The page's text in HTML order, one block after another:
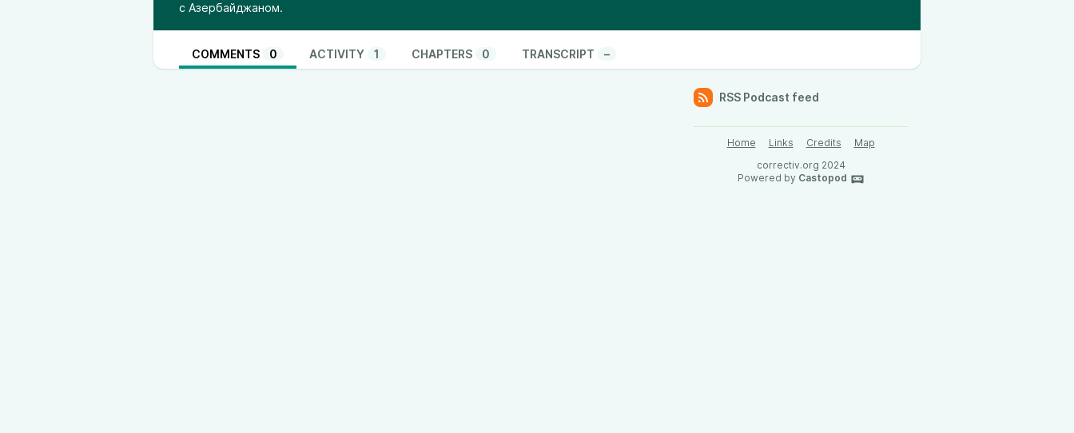
с Азербайджаном.
COMMENTS 0 ACTIVITY 1 CHAPTERS 0 TRANSCRIPT –
RSS Podcast feed
Home Links Credits
Map
correctiv.org 2024
Powered by Castopod